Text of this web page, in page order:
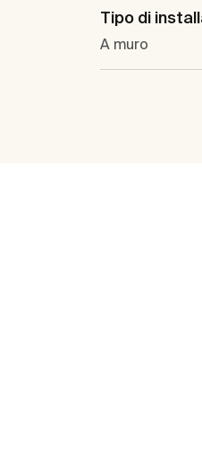
Tipo di
A muro